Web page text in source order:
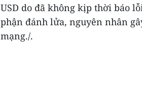
USD do đã không kịp thời báo
phận đánh lửa, nguyên nhân
mạng./.